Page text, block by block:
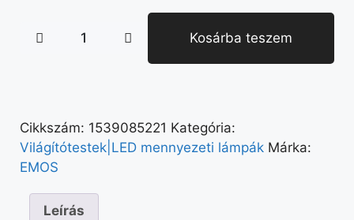
Kosárba teszem
Cikkszám: 1539085221 Kategória:
Világítótestek|LED mennyezeti lámpák Márka:
EMOS
Leírás